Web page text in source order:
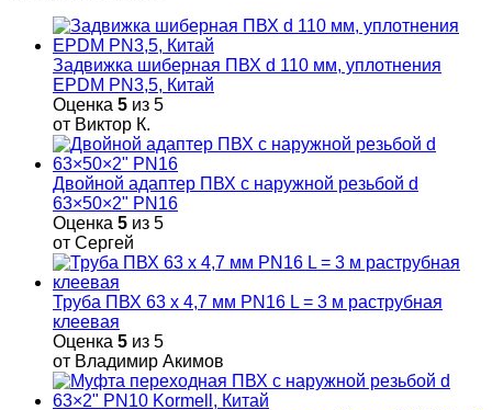
Задвижка шиберная ПВХ d 110 мм, уплотнения
EPDM PN3,5, Китай
Оценка 5 из 5
от Виктор К.
Двойной адаптер ПВХ с наружной резьбой d
63×50×2" PN16
Оценка 5 из 5
от Сергей
Труба ПВХ 63 х 4,7 мм PN16 L = 3 м раструбная
клеевая
Оценка 5 из 5
от Владимир Акимов